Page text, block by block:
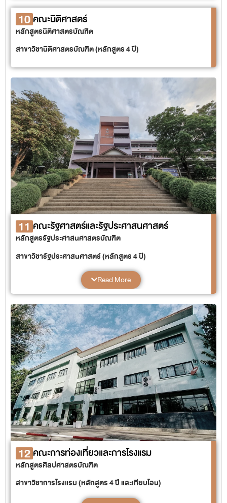
10 คณะนิติศาสตร์
หลักสูตรนิติศาสตรบัณฑิต
สาขาวิชานิติศาสตรบัณฑิต (หลักสูตร 4 ปี)
11 คณะรัฐศาสตร์และรัฐประศาสนศาสตร์
หลักสูตรรัฐประศาสนศาสตรบัณฑิต
สาขาวิชารัฐประศาสนศาสตร์ (หลักสูตร 4 ปี)
หลักสูตรรัฐศาสตรบัณฑิต
สาขาวิชาการเมืองการปกครอง (หลักสูตร 4 ปี)
Read More
12 คณะการท่องเที่ยวและการโรงแรม
หลักสูตรศิลปศาสตรบัณฑิต
สาขาวิชาการโรงแรม (หลักสูตร 4 ปี และเทียบโอน)
สาขาวิชาธุรกิจท่องเที่ยวและบริการ (หลักสูตร 4 ปี และเทียบโอน)